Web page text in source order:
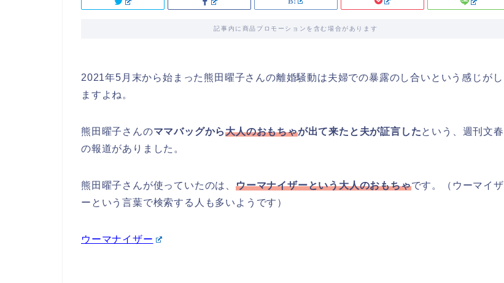
記事内に商品プロモーションを含む場合があります
2021年5月末から始まった熊田曜子さんの離婚騒動は夫婦での暴露のし合いという感じがし
ますよね。
熊田曜子さんのママバッグから大人のおもちゃが出て来たと夫が証言したという、週刊文春
の報道がありました。
熊田曜子さんが使っていたのは、 ウーマナイザーという大人のおもちゃです。（ウーマイザ
ーという言葉で検索する人も多いようです）
ウーマナイザー